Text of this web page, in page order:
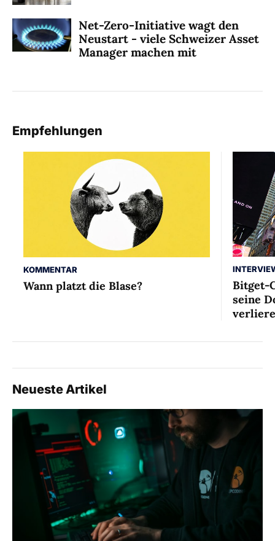
Net-Zero-Initiative wagt den
Neustart - viele Schweizer Asset
Manager machen mit
Empfehlungen
KOMMENTAR
Wann platzt die Blase?
Bitget-
seine
Neueste Artikel